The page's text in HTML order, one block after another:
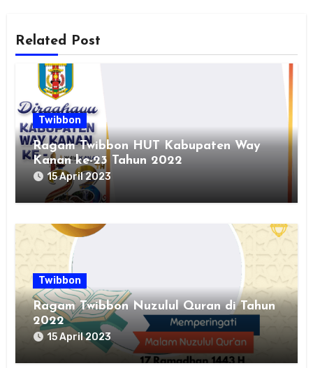
Related Post
Twibbon
Ragam Twibbon HUT Kabupaten Way
Kanan ke-23 Tahun 2022
15 April 2023
Twibbon
Ragam Twibbon Nuzulul Quran di Tahun
2022
15 April 2023